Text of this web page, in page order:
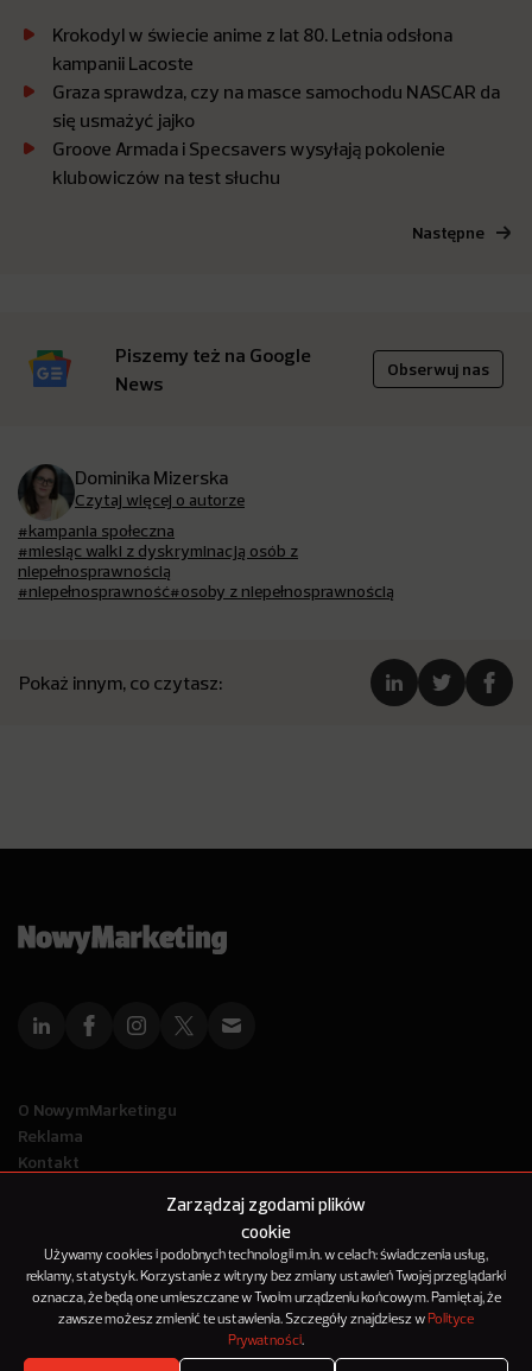
Zarządzaj zgodami plików
cookie
Używamy cookies i podobnych technologii m.in. w celach: świadczenia usług,
reklamy, statystyk. Korzystanie z witryny bez zmiany ustawień Twojej przeglądarki
oznacza, że będą one umieszczane w Twoim urządzeniu końcowym. Pamiętaj, że
zawsze możesz zmienić te ustawienia. Szczegóły znajdziesz w Polityce
Prywatności.
Krokodyl w świecie anime z lat 80. Letnia odsłona
kampanii Lacoste
Graza sprawdza, czy na masce samochodu NASCAR da
się usmażyć jajko
Groove Armada i Specsavers wysyłają pokolenie
klubowiczów na test słuchu
Następne
Piszemy też na Google
News
Obserwuj nas
Dominika Mizerska
Czytaj więcej o autorze
#kampania społeczna
#miesiąc walki z dyskryminacją osób z
niepełnosprawnością
#niepełnosprawność#osoby z niepełnosprawnością
Pokaż innym, co czytasz:
O NowymMarketingu
Reklama
Kontakt
© 2012-2025
NowyMarketing jest marką 143Media Sp. z o.o.